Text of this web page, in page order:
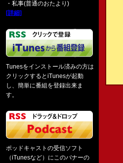
・私事(普通のおたより)
[詳細]
Tunesをインストール済みの方は
クリックするとiTunesが起動
し、簡単に番組を登録出来ま
す。
ポッドキャストの受信ソフト
（iTunesなど）にこのバナーの